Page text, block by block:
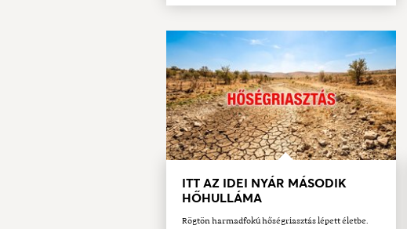
ITT AZ IDEI NYÁR MÁSODIK
HŐHULLÁMA
Rögtön harmadfokú hőségriasztás lépett életbe.